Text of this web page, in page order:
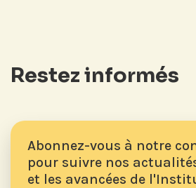
Restez informés
Abonnez-vous à notre
pour suivre nos
et les avancées de